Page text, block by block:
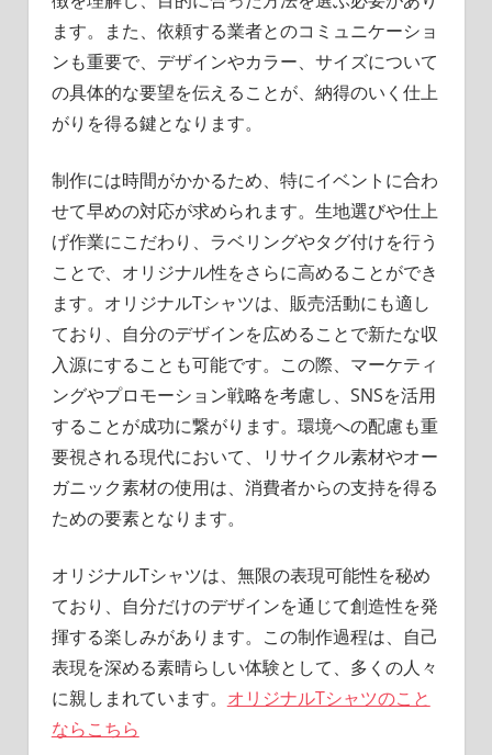
ます。また、依頼する業者とのコミュニケーショ
ンも重要で、デザインやカラー、サイズについて
の具体的な要望を伝えることが、納得のいく仕上
がりを得る鍵となります。
制作には時間がかかるため、特にイベントに合わ
せて早めの対応が求められます。生地選びや仕上
げ作業にこだわり、ラベリングやタグ付けを行う
ことで、オリジナル性をさらに高めることができ
ます。オリジナルTシャツは、販売活動にも適し
ており、自分のデザインを広めることで新たな収
入源にすることも可能です。この際、マーケティ
ングやプロモーション戦略を考慮し、SNSを活用
することが成功に繋がります。環境への配慮も重
要視される現代において、リサイクル素材やオー
ガニック素材の使用は、消費者からの支持を得る
ための要素となります。
オリジナルTシャツは、無限の表現可能性を秘め
ており、自分だけのデザインを通じて創造性を発
揮する楽しみがあります。この制作過程は、自己
表現を深める素晴らしい体験として、多くの人々
に親しまれています。 オリジナルTシャツのこと
ならこちら